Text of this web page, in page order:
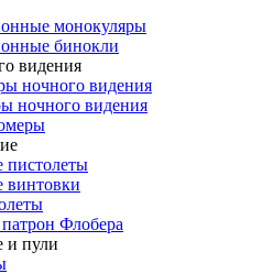
монокуляры
бинокли
видения
ночного видения
ночного видения
пистолеты
винтовки
Флобера
и пули